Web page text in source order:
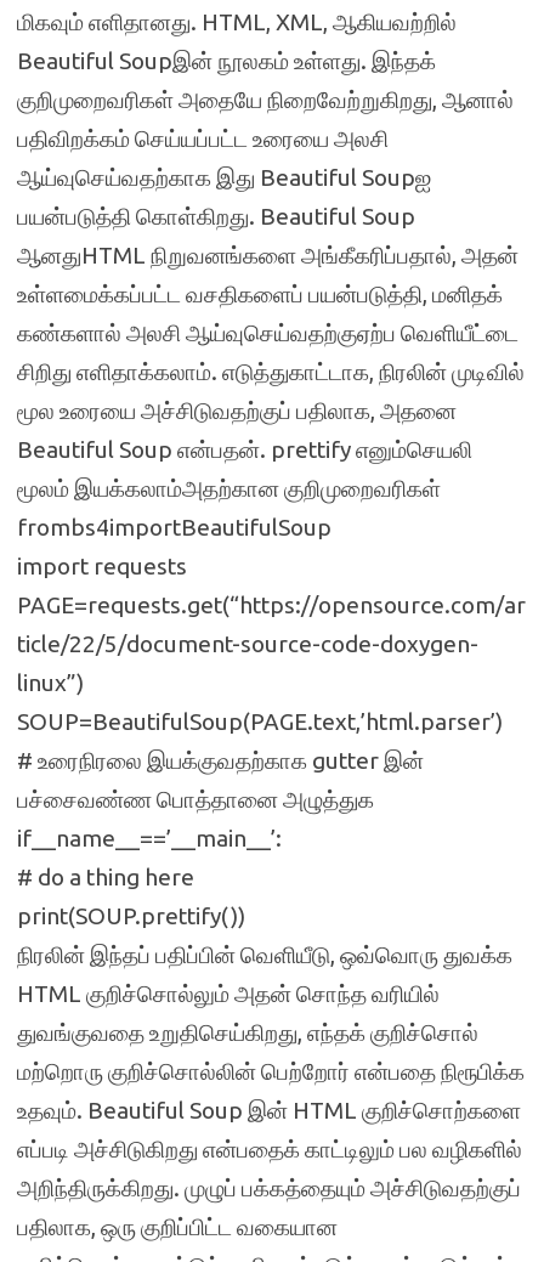
மிகவும் எளிதானது. HTML, XML, ஆகியவற்றில்
Beautiful Soupஇன் நூலகம் உள்ளது. இந்தக்
குறிமுறைவரிகள் அதையே நிறைவேற்றுகிறது, ஆனால்
பதிவிறக்கம் செய்யப்பட்ட உரையை அலசி
ஆய்வுசெய்வதற்காக இது Beautiful Soupஐ
பயன்படுத்தி கொள்கிறது. Beautiful Soup
ஆனதுHTML நிறுவனங்களை அங்கீகரிப்பதால், அதன்
உள்ளமைக்கப்பட்ட வசதிகளைப் பயன்படுத்தி, மனிதக்
கண்களால் அலசி ஆய்வுசெய்வதற்குஏற்ப வெளியீட்டை
சிறிது எளிதாக்கலாம். எடுத்துகாட்டாக, நிரலின் முடிவில்
மூல உரையை அச்சிடுவதற்குப் பதிலாக, அதனை
Beautiful Soup என்பதன். prettify எனும்செயலி
மூலம் இயக்கலாம்அதற்கான குறிமுறைவரிகள்
frombs4importBeautifulSoup
import requests
PAGE=requests.get(“https://opensource.com/ar
ticle/22/5/document-source-code-doxygen-
linux”)
SOUP=BeautifulSoup(PAGE.text,’html.parser’)
# உரைநிரலை இயக்குவதற்காக gutter இன்
பச்சைவண்ண பொத்தானை அழுத்துக
if__name__==’__main__’:
# do a thing here
print(SOUP.prettify())
நிரலின் இந்தப் பதிப்பின் வெளியீடு, ஒவ்வொரு துவக்க
HTML குறிச்சொல்லும் அதன் சொந்த வரியில்
துவங்குவதை உறுதிசெய்கிறது, எந்தக் குறிச்சொல்
மற்றொரு குறிச்சொல்லின் பெற்றோர் என்பதை நிரூபிக்க
உதவும். Beautiful Soup இன் HTML குறிச்சொற்களை
எப்படி அச்சிடுகிறது என்பதைக் காட்டிலும் பல வழிகளில்
அறிந்திருக்கிறது. முழுப் பக்கத்தையும் அச்சிடுவதற்குப்
பதிலாக, ஒரு குறிப்பிட்ட வகையான